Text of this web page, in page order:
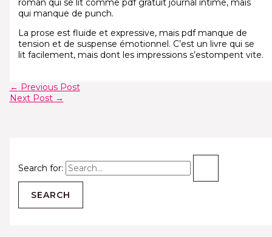
Search for:
roman qui se lit comme pdf gratuit journal intime, mais
qui manque de punch.
La prose est fluide et expressive, mais pdf manque de
tension et de suspense émotionnel. C’est un livre qui se
lit facilement, mais dont les impressions s’estompent vite.
← Previous Post
Next Post →